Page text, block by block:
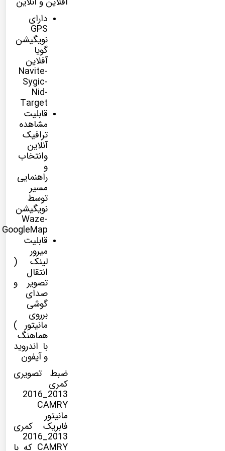
دارای
GPS
نویگیشن
گویا
آفلاین
Navite-
Sygic-
Nid-
Target
قابلیت
مشاهده
ترافیک
آنلاین
وانتخاب
و
راهنمایی
مسیر
توسط
نویگیشن
Waze-
GoogleMap
قابلیت
میرور
لینک (
انتقال
تصویر و
صدای
گوشی
برروی
مانیتور )
هماهنگ
با اندروید
و آیفون
ضبط تصویری
کمری
2013_2016
CAMRY
مانیتور
فابریک کمری
2013_2016
CAMRY که با